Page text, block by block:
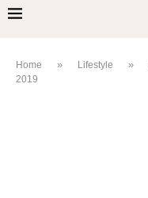
Home » Lifestyle »
2019